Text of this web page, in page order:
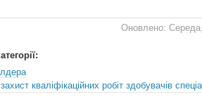
Оновлено:
кваліфікаційних робіт здобувачів